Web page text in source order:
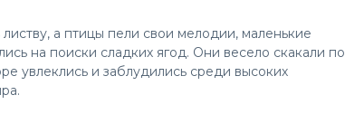
а птицы пели свои мелодии, маленькие
на поиски сладких ягод. Они весело скакали по
увлеклись и заблудились среди высоких